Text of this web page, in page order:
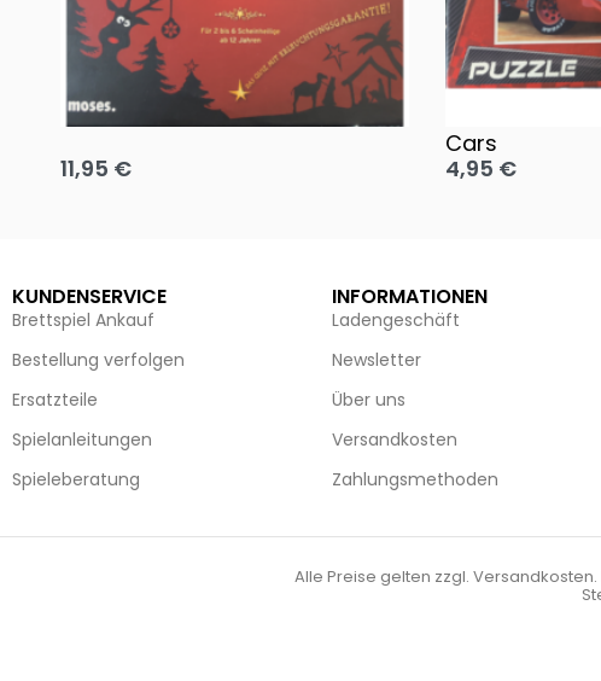
Oh, heilige Nacht!
11,95 €
Cars
4,95 €
KUNDENSERVICE
Brettspiel Ankauf
Bestellung verfolgen
Ersatzteile
Spielanleitungen
Spieleberatung
INFORMATIONEN
Ladengeschäft
Newsletter
Über uns
Versandkosten
Zahlungsmethoden
Alle Preise gelten zzgl.